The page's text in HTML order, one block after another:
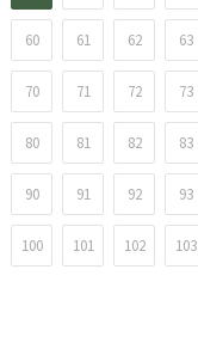
60 61 62 63
70 71 72 73
80 81 82 83
90 91 92 93
100 101 102 103